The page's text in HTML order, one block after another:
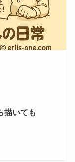
描いても